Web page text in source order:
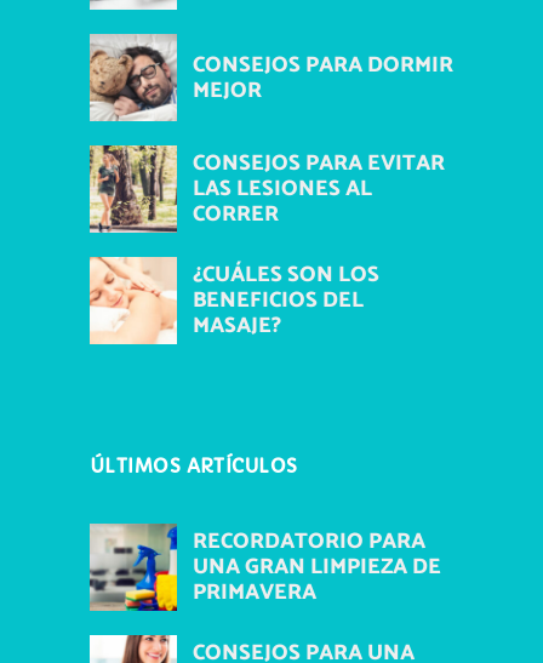
CONSEJOS PARA DORMIR
MEJOR
CONSEJOS PARA EVITAR
LAS LESIONES AL
CORRER
¿CUÁLES SON LOS
BENEFICIOS DEL
MASAJE?
ÚLTIMOS ARTÍCULOS
RECORDATORIO PARA
UNA GRAN LIMPIEZA DE
PRIMAVERA
CONSEJOS PARA UNA